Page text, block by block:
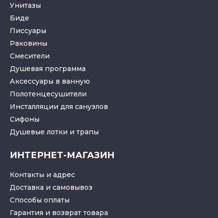
Унитазы
Биде
Писсуары
Раковины
Смесители
Душевая программа
Аксессуары в ванную
Полотенцесушители
Инсталляции для санузлов
Cифоны
Душевые лотки и трапы
ИНТЕРНЕТ-МАГАЗИН
Контакты и адрес
Доставка и самовывоз
Способы оплаты
Гарантия и возврат товара